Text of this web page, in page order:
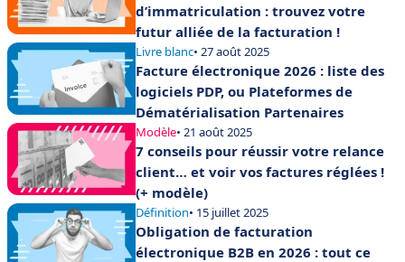
d’immatriculation : trouvez votre
futur alliée de la facturation !
Livre blanc• 27 août 2025
Facture électronique 2026 : liste des
logiciels PDP, ou Plateformes de
Dématérialisation Partenaires
Modèle• 21 août 2025
7 conseils pour réussir votre relance
client… et voir vos factures réglées !
(+ modèle)
Définition• 15 juillet 2025
Obligation de facturation
électronique B2B en 2026 : tout ce